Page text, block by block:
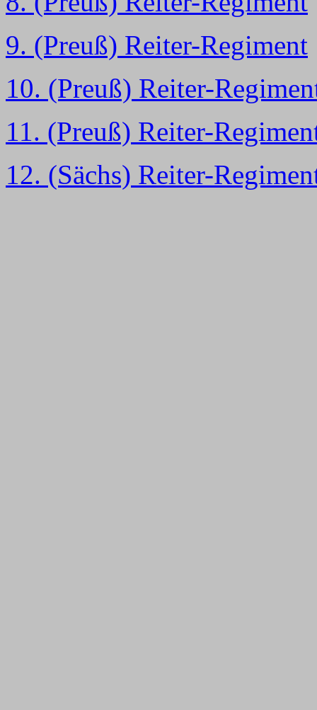
9. (Preuß) Reiter-Regiment
10. (Preuß) Reiter-
11. (Preuß) Reiter-
12. (Sächs) Reiter-